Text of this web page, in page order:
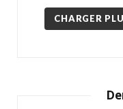
CHARGER